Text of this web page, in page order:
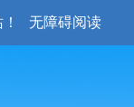
无障碍阅读